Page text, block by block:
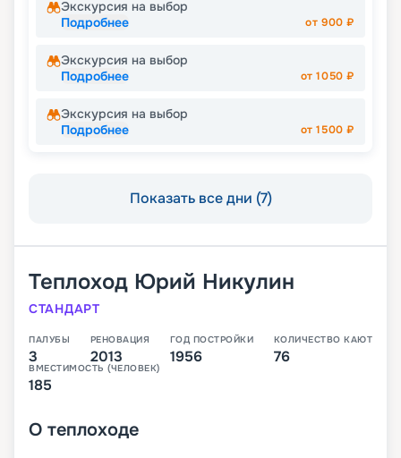
Экскурсия на выбор
Подробнее
от 900 ₽
Экскурсия на выбор
Подробнее
от1050 ₽
Экскурсия на выбор
Подробнее
от1500 ₽
Показать все дни (7)
Теплоход Юрий Никулин
СТАНДАРТ
ПАЛУБЫ
3
РЕНОВАЦИЯ
2013
ГОД ПОСТРОЙКИ
1956
КОЛИЧЕСТВО КАЮТ
76
ВМЕСТИМОСТЬ (ЧЕЛОВЕК)
185
О теплоходе